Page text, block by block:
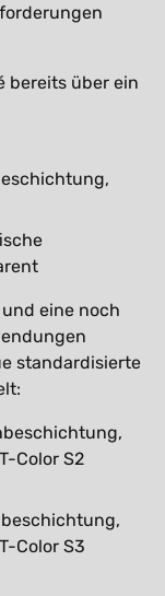
bereits über ein
eine noch
standardisierte
Color S2
Color S3